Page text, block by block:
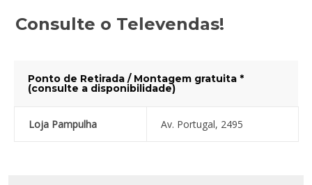
Consulte o Televendas!
Ponto de Retirada / Montagem gratuita *
(consulte a disponibilidade)
Loja Pampulha Av. Portugal, 2495